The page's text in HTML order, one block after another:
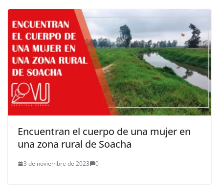
Encuentran el cuerpo de una mujer en
una zona rural de Soacha
3 de noviembre de 2023 0